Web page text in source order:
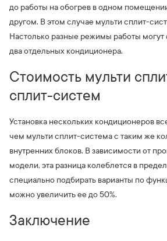
до работы на обогрев в одном
другом. В этом случае мульти сплит-
Настолько разные режимы работы могут
два отдельных кондиционера.
Стоимость мульти
сплит-систем
Установка нескольких кондиционеров
чем мульти сплит-система с таким же
внутренних блоков. В зависимости от
модели, эта разница колеблется в
специально подбирать варианты по
можно увеличить ее до 50%.
Заключение